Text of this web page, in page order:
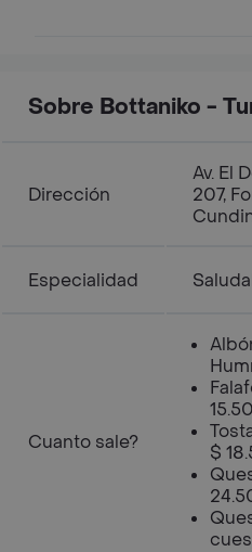
Sobre Bottaniko -
Dirección
Av. El
207,
Especialidad
Cuanto sale?
$